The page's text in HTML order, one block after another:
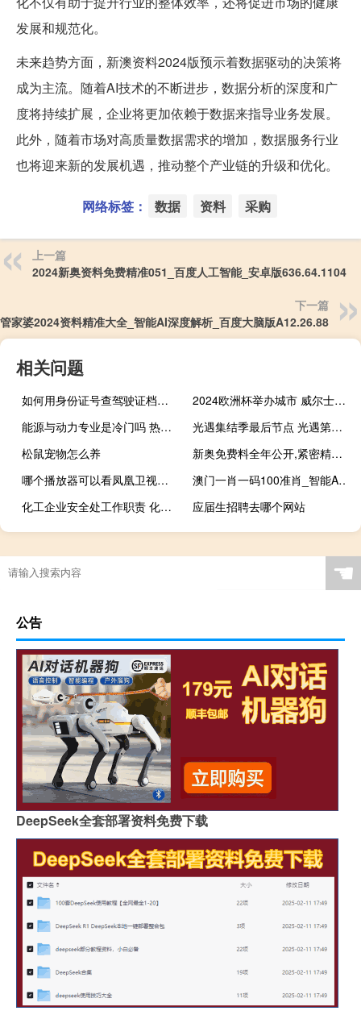
发展和规范化。
未来趋势方面，新澳资料2024版预示着数据驱动的决策将
成为主流。随着AI技术的不断进步，数据分析的深度和广
度将持续扩展，企业将更加依赖于数据来指导业务发展。
此外，随着市场对高质量数据需求的增加，数据服务行业
也将迎来新的发展机遇，推动整个产业链的升级和优化。
网络标签： 数据 资料 采购
上一篇
2024新奥资料免费精准051_百度人工智能_安卓版636.64.1104
下一篇
管家婆2024资料精准大全_智能AI深度解析_百度大脑版A12.26.88
相关问题
如何用身份证号查驾驶证档案编号 身份证号码查询个人档案
2024欧洲杯举办城市 威尔士公开赛2023
能源与动力专业是冷门吗 热能与动力工程专业排名
光遇集结季最后节点 光遇第四个任务集结季
松鼠宠物怎么养
新奥免费料全年公开,紧密精选解释落实_GM版14.26.47
哪个播放器可以看凤凰卫视的直播 看见在哪个播放器能看
澳门一肖一码100准肖_智能AI深度解析_爱采购版v47.08.179
化工企业安全处工作职责 化工企业安全管理制度
应届生招聘去哪个网站
☚
公告
DeepSeek全套部署资料免费下载